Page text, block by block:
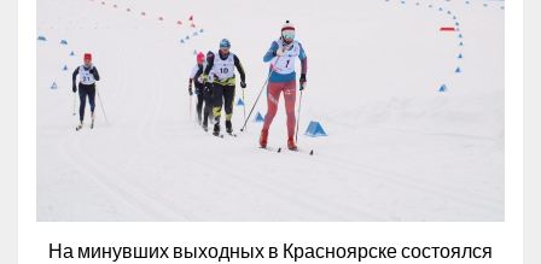
На минувших выходных в Красноярске состоялся